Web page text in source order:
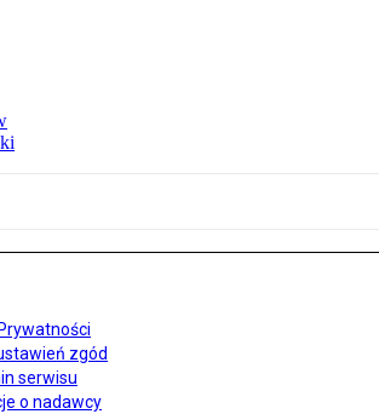
zgód
serwisu
o nadawcy